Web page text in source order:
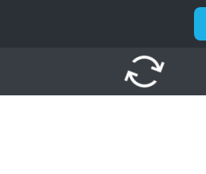
autorenew